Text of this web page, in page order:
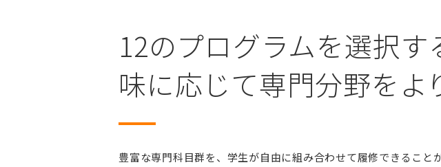
12のプログラムを選択
味に応じて専門分野をよ
豊富な専門科目群を、学生が自由に組み合わせて履修できるこ